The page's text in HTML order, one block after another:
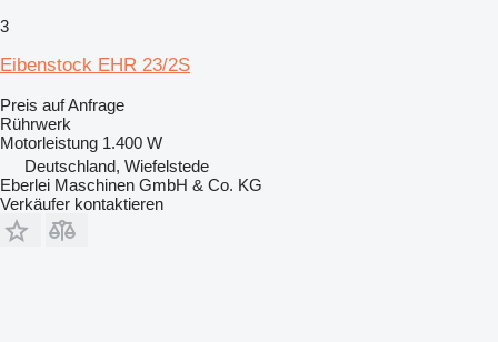
3
Eibenstock EHR 23/2S
Preis auf Anfrage
Rührwerk
Motorleistung 1.400 W
Deutschland, Wiefelstede
Eberlei Maschinen GmbH & Co. KG
Verkäufer kontaktieren